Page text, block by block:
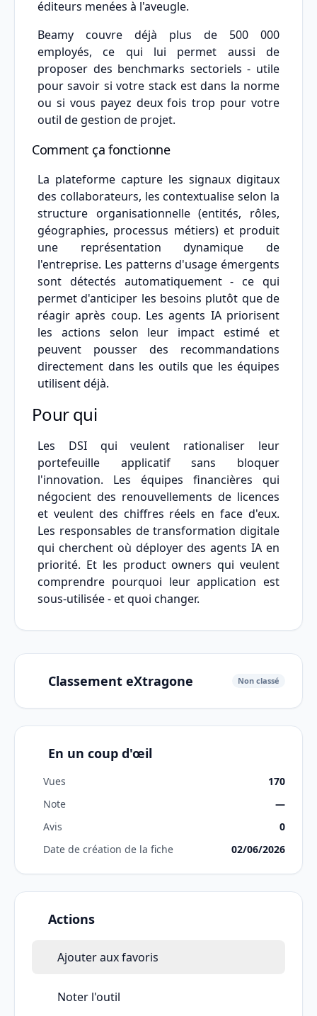
éditeurs menées à l'aveugle.
Beamy couvre déjà plus de 500 000
employés, ce qui lui permet aussi de
proposer des benchmarks sectoriels - utile
pour savoir si votre stack est dans la norme
ou si vous payez deux fois trop pour votre
outil de gestion de projet.
Comment ça fonctionne
La plateforme capture les signaux digitaux
des collaborateurs, les contextualise selon la
structure organisationnelle (entités, rôles,
géographies, processus métiers) et produit
une représentation dynamique de
l'entreprise. Les patterns d'usage émergents
sont détectés automatiquement - ce qui
permet d'anticiper les besoins plutôt que de
réagir après coup. Les agents IA priorisent
les actions selon leur impact estimé et
peuvent pousser des recommandations
directement dans les outils que les équipes
utilisent déjà.
Pour qui
Les DSI qui veulent rationaliser leur
portefeuille applicatif sans bloquer
l'innovation. Les équipes financières qui
négocient des renouvellements de licences
et veulent des chiffres réels en face d'eux.
Les responsables de transformation digitale
qui cherchent où déployer des agents IA en
priorité. Et les product owners qui veulent
comprendre pourquoi leur application est
sous-utilisée - et quoi changer.
Classement eXtragone Non classé
En un coup d'œil
Vues
170
Note
—
Avis
0
Date de création de la fiche
02/06/2026
Actions
Ajouter aux favoris
Noter l'outil